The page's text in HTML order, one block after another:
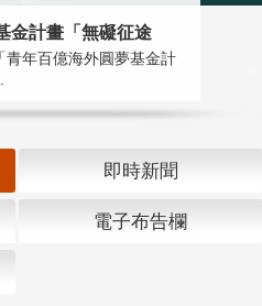
金計畫「無礙征途
青年百億海外圓夢基金計
即時新聞
電子布告欄